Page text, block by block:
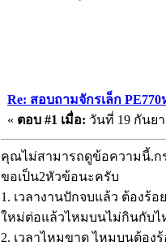
Re: สอบถามจักรเล็ก
« ตอบ #1 เมื่อ: วันที่ 19 กันยา
คุณไม่สามารถดูข้อความนี้.ก
ขอเป็น2หัวข้อนะครับ
1. เวลางานปักจบแล้ว ต้องร้
ใหม่ต่อแล้วไหมบนไม่กินกับไ
2. เวลาไหมขาด ไหมบนต้อ